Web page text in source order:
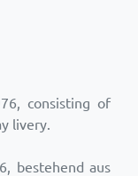
consisting of
livery.
bestehend aus